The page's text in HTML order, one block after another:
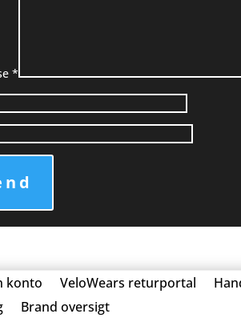
*
konto VeloWears returportal
Brand oversigt